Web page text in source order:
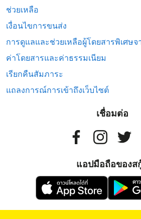
ช่วยเหลือ
เงื่อนไขการขนส่ง
การดูแลและช่วยเหลือผู้โดยสารพิเศษจ
ค่าโดยสารและค่าธรรมเนียม
เรียกคืนสัมภาระ
แถลงการณ์การเข้าถึงเว็บไซต์
เชื่อมต่อ
แอปมือถือของส